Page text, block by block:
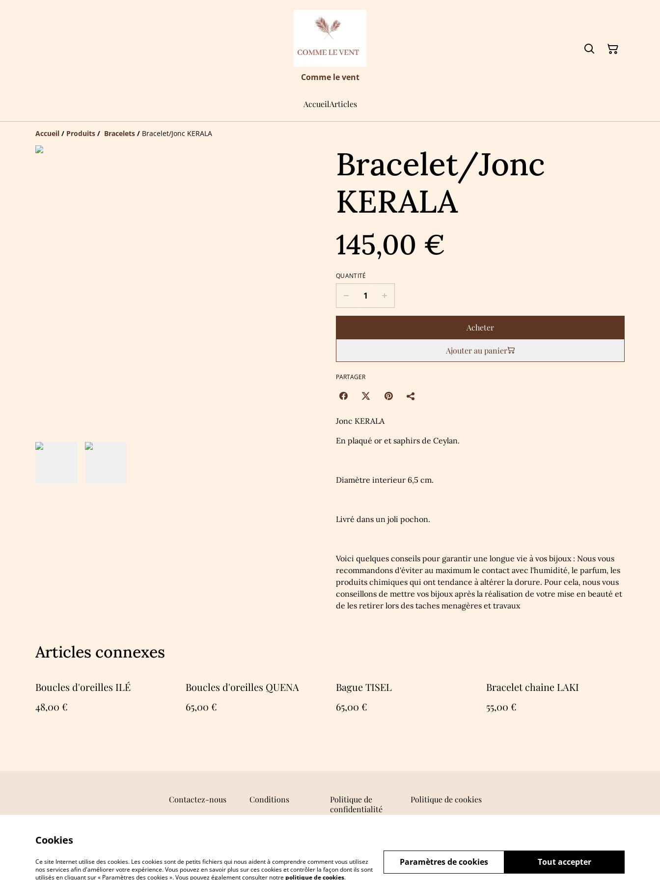
Comme le vent
AccueilArticles
Accueil / Produits / Bracelets / Bracelet/Jonc KERALA
Bracelet/Jonc
KERALA
145,00 €
QUANTITÉ
Acheter
Ajouter au panier
PARTAGER
Jonc KERALA
En plaqué or et saphirs de Ceylan.
Diamètre interieur 6,5 cm.
Livré dans un joli pochon.
Voici quelques conseils pour garantir une longue vie à vos bijoux : Nous vous
recommandons d'éviter au maximum le contact avec l'humidité, le parfum, les
produits chimiques qui ont tendance à altérer la dorure. Pour cela, nous vous
conseillons de mettre vos bijoux après la réalisation de votre mise en beauté et
de les retirer lors des taches menagères et travaux
Articles connexes
Boucles d'oreilles ILÉ
48,00 €
Boucles d'oreilles QUENA
65,00 €
Bague TISEL
65,00 €
Bracelet chaine LAKI
55,00 €
Contactez-nous Conditions
Politique de
confidentialité
Politique de cookies
Cookies
Ce site Internet utilise des cookies. Les cookies sont de petits fichiers qui nous aident à comprendre comment vous utilisez
nos services afin d'améliorer votre expérience. Vous pouvez en savoir plus sur ces cookies et contrôler la façon dont ils sont
utilisés en cliquant sur « Paramètres des cookies ». Vous pouvez également consulter notre politique de cookies.
Tout accepter
Paramètres de cookies